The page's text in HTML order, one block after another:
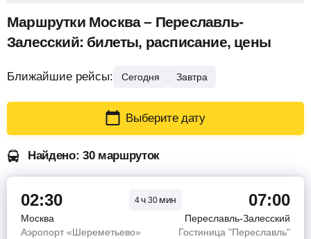
Маршрутки Москва – Переславль-
Залесский: билеты, расписание, цены
Ближайшие рейсы: Сегодня Завтра
Выберите дату
Найдено: 30 маршруток
02:30 4ч 30 мин 07:00
Москва
Переславль-Залесский
Аэропорт «Шереметьево»
Гостиница "Переславль"